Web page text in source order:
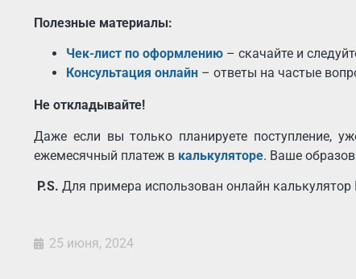
Полезные материалы:
Чек-лист по оформлению – скачайте и
Консультация онлайн – ответы на частые
Не откладывайте!
Даже если вы только планируете поступление,
ежемесячный платеж в калькуляторе. Ваше
P.S. Для примера использован онлайн
25 июня, 2024